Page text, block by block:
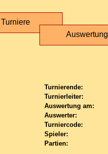
Turniere
Auswertung
Turnierende:
Turnierleiter:
Auswertung am:
Auswerter:
Turniercode:
Spieler:
Partien: